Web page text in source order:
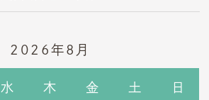
2026年8月
水 木 金 土 日